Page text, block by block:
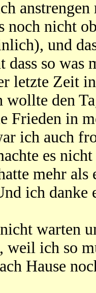
noch nicht
und
so was
letzte Zeit
wollte den
Frieden in
ich auch
es
mehr
ich danke
warten
ich so
Hause